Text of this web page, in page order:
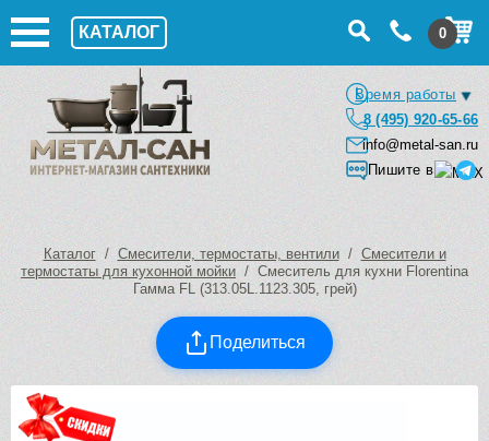
КАТАЛОГ 0
Время работы
8 (495) 920-65-66
info@metal-san.ru
Пишите в
Каталог/ Смесители, термостаты, вентили/ Смесители и
термостаты для кухонной мойки / Смеситель для кухни Florentina
Гамма FL (313.05L.1123.305, грей)
Поделиться